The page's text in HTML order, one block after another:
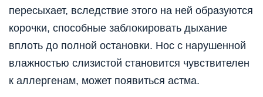
пересыхает, вследствие этого на ней образуются
корочки, способные заблокировать дыхание
вплоть до полной остановки. Нос с нарушенной
влажностью слизистой становится чувствителен
к аллергенам, может появиться астма.